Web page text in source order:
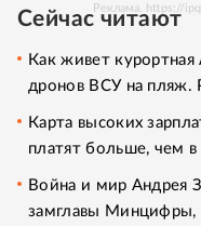
Реклама. https://
Сейчас читают
Как живет
дронов ВСУ на пляж.
Карта высоких
платят больше, чем
Война и мир Андрея
замглавы Минцифры,